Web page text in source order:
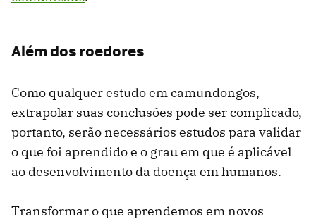
Além dos roedores
Como qualquer estudo em camundongos,
extrapolar suas conclusões pode ser complicado,
portanto, serão necessários estudos para validar
o que foi aprendido e o grau em que é aplicável
ao desenvolvimento da doença em humanos.
Transformar o que aprendemos em novos